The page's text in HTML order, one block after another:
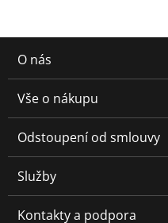
O nás
Vše o nákupu
Odstoupení od smlouvy
Služby
Kontakty a podpora